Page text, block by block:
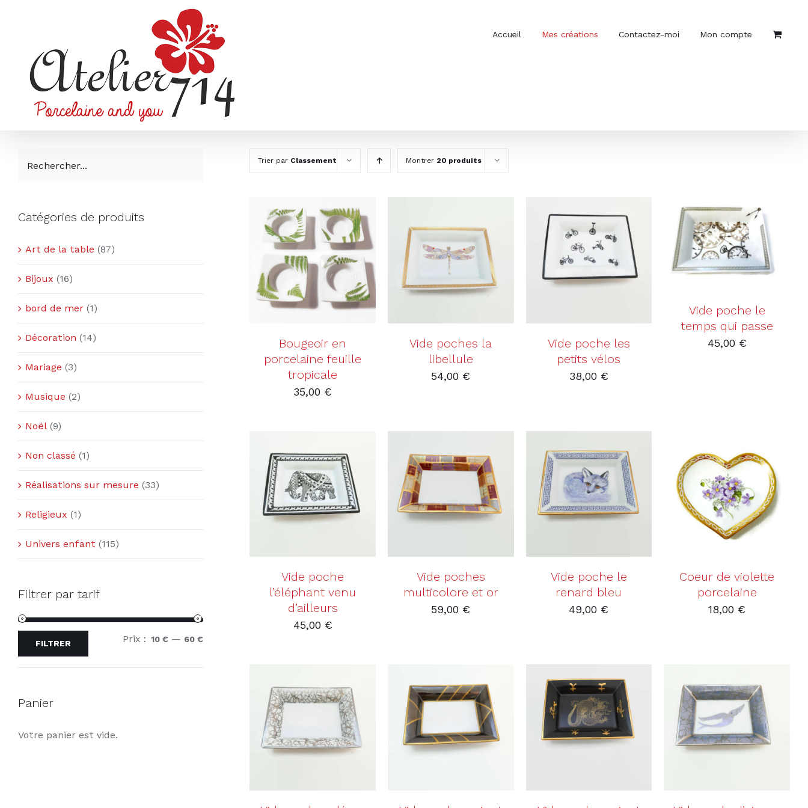
Accueil Mes créations Contactez-moi Mon compte
Trier par Classement Montrer 20 produits
AJOUTER AU PANIER
/
DÉTAILS
Bougeoir en
porcelaine feuille
tropicale
35,00 €
AJOUTER AU PANIER
DÉTAILS
Vide poches la
libellule
54,00 €
AJOUTER AU PANIER
DÉTAILS
Vide poche les
petits vélos
38,00 €
AJOUTER AU PANIER
/
DÉTAILS
Vide poche le
temps qui passe
45,00 €
AJOUTER AU PANIER
/
DÉTAILS
Vide poche
l’éléphant venu
d’ailleurs
45,00 €
AJOUTER AU PANIER
/
DÉTAILS
Vide poches
multicolore et or
59,00 €
AJOUTER AU PANIER
DÉTAILS
Vide poche le
renard bleu
49,00 €
AJOUTER AU PANIER
/
DÉTAILS
Coeur de violette
porcelaine
18,00 €
AJOUTER AU PANIER
/
DÉTAILS
AJOUTER AU PANIER
/
DÉTAILS
AJOUTER AU PANIER
/
DÉTAILS
AJOUTER AU PANIER
/
DÉTAILS
Catégories de produits
Art de la table (87)
Bijoux (16)
bord de mer (1)
Décoration (14)
Mariage (3)
Musique (2)
Noël (9)
Non classé (1)
Réalisations sur mesure (33)
Religieux (1)
Univers enfant (115)
Filtrer par tarif
Prix
Prix
FILTRER Prix : 10 € — 60 €
Panier
Votre panier est vide.